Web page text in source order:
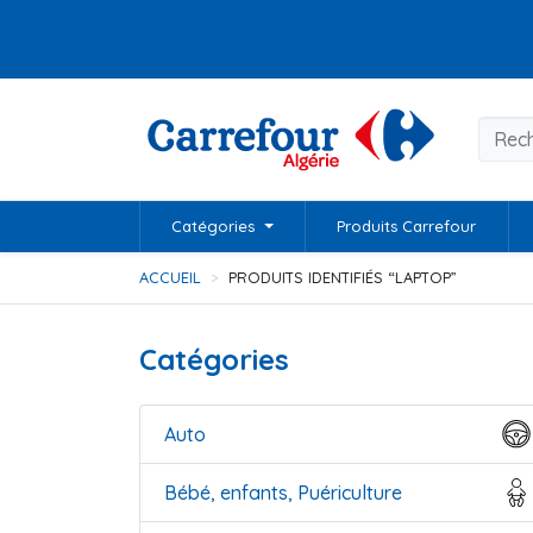
Catégories Produits Carrefour
ACCUEIL PRODUITS IDENTIFIÉS “LAPTOP”
Catégories
Auto
Bébé, enfants, Puériculture